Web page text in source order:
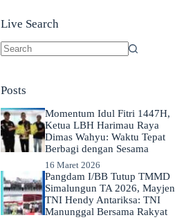
Live Search
Posts
Momentum Idul Fitri 1447H,
Ketua LBH Harimau Raya
Dimas Wahyu: Waktu Tepat
Berbagi dengan Sesama
16 Maret 2026
Pangdam I/BB Tutup TMMD
Simalungun TA 2026, Mayjen
TNI Hendy Antariksa: TNI
Manunggal Bersama Rakyat